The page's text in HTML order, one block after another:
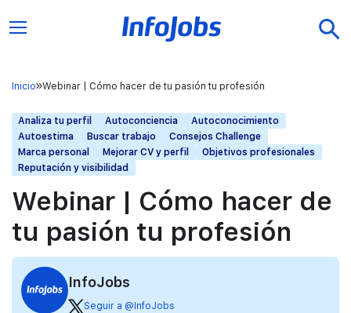
Inicio Webinar | Cómo hacer de tu pasión tu profesión
Analiza tu perfil Autoconciencia
Autoconocimiento
Autoestima
Buscar trabajo
Consejos Challenge
Marca personal
Mejorar CV y perfil
Objetivos profesionales
Reputación y visibilidad
Webinar | Cómo hacer de
tu pasión tu profesión
InfoJobs
Seguir a @InfoJobs